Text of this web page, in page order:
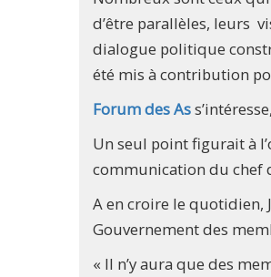
d’être parallèles, leurs
dialogue politique
été mis à contribution
Forum des As
Un seul point figurait à
communication du chef
A en croire le quotidien,
Gouvernement des
« Il n’y aura que des